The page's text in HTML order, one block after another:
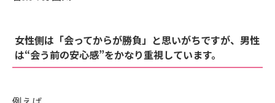
女性側は「会ってからが勝負」と思いがちですが、男性
は“会う前の安心感”をかなり重視しています。